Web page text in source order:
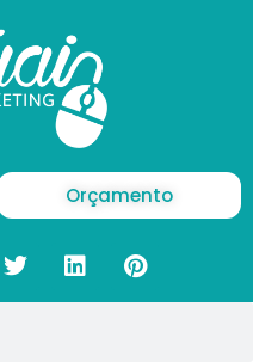
Orçamento